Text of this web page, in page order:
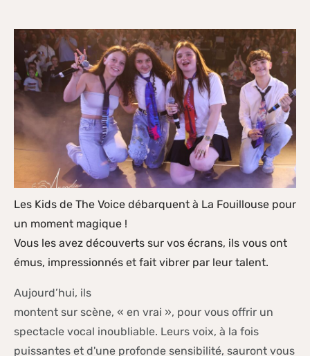
Facebook
Instagram
Les Kids de The Voice débarquent à La Fouillouse pour
un moment magique !
Vous les avez découverts sur vos écrans, ils vous ont
émus, impressionnés et fait vibrer par leur talent.
Aujourd’hui, ils
montent sur scène, « en vrai », pour vous offrir un
spectacle vocal inoubliable. Leurs voix, à la fois
puissantes et d'une profonde sensibilité, sauront vous